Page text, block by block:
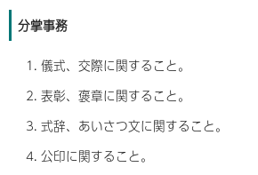
分掌事務
儀式、交際に関すること。
表彰、褒章に関すること。
式辞、あいさつ文に関すること。
公印に関すること。